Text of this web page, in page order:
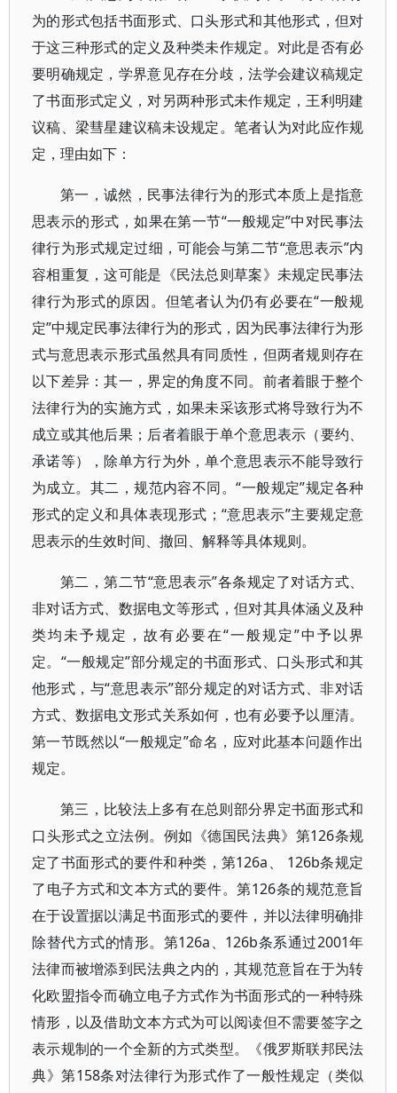
为的形式包括书面形式、口头形式和其他形式，但对
于这三种形式的定义及种类未作规定。对此是否有必
要明确规定，学界意见存在分歧，法学会建议稿规定
了书面形式定义，对另两种形式未作规定，王利明建
议稿、梁彗星建议稿未设规定。笔者认为对此应作规
定，理由如下：
第一，诚然，民事法律行为的形式本质上是指意
思表示的形式，如果在第一节“一般规定”中对民事法
律行为形式规定过细，可能会与第二节“意思表示”内
容相重复，这可能是《民法总则草案》未规定民事法
律行为形式的原因。但笔者认为仍有必要在“一般规
定”中规定民事法律行为的形式，因为民事法律行为形
式与意思表示形式虽然具有同质性，但两者规则存在
以下差异：其一，界定的角度不同。前者着眼于整个
法律行为的实施方式，如果未采该形式将导致行为不
成立或其他后果；后者着眼于单个意思表示（要约、
承诺等），除单方行为外，单个意思表示不能导致行
为成立。其二，规范内容不同。“一般规定”规定各种
形式的定义和具体表现形式；“意思表示”主要规定意
思表示的生效时间、撤回、解释等具体规则。
第二，第二节“意思表示”各条规定了对话方式、
非对话方式、数据电文等形式，但对其具体涵义及种
类均未予规定，故有必要在“一般规定”中予以界
定。“一般规定”部分规定的书面形式、口头形式和其
他形式，与“意思表示”部分规定的对话方式、非对话
方式、数据电文形式关系如何，也有必要予以厘清。
第一节既然以“一般规定”命名，应对此基本问题作出
规定。
第三，比较法上多有在总则部分界定书面形式和
口头形式之立法例。例如《德国民法典》第126条规
定了书面形式的要件和种类，第126a、 126b条规定
了电子方式和文本方式的要件。第126条的规范意旨
在于设置据以满足书面形式的要件，并以法律明确排
除替代方式的情形。第126a、126b条系通过2001年
法律而被增添到民法典之内的，其规范意旨在于为转
化欧盟指令而确立电子方式作为书面形式的一种特殊
情形，以及借助文本方式为可以阅读但不需要签字之
表示规制的一个全新的方式类型。《俄罗斯联邦民法
典》第158条对法律行为形式作了一般性规定（类似